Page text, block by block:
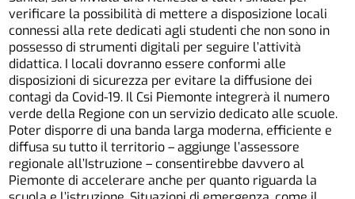
verificare la possibilità di mettere a disposizione locali
connessi alla rete dedicati agli studenti che non sono in
possesso di strumenti digitali per seguire l’attività
didattica. I locali dovranno essere conformi alle
disposizioni di sicurezza per evitare la diffusione dei
contagi da Covid-19. Il Csi Piemonte integrerà il numero
verde della Regione con un servizio dedicato alle scuole.
Poter disporre di una banda larga moderna, efficiente e
diffusa su tutto il territorio – aggiunge l’assessore
regionale all’Istruzione – consentirebbe davvero al
Piemonte di accelerare anche per quanto riguarda la